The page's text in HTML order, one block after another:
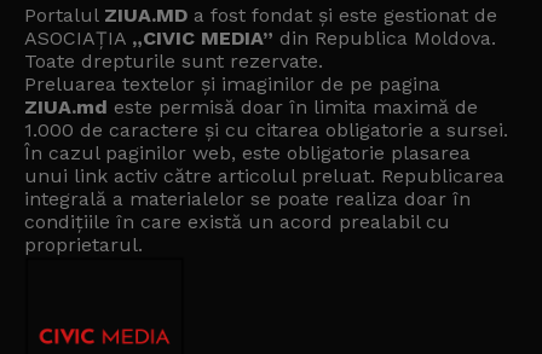
Portalul ZIUA.MD a fost fondat și este gestionat de
ASOCIAȚIA „CIVIC MEDIA” din Republica Moldova.
Toate drepturile sunt rezervate.
Preluarea textelor și imaginilor de pe pagina
ZIUA.md este permisă doar în limita maximă de
1.000 de caractere și cu citarea obligatorie a sursei.
În cazul paginilor web, este obligatorie plasarea
unui link activ către articolul preluat. Republicarea
integrală a materialelor se poate realiza doar în
condițiile în care există un acord prealabil cu
proprietarul.